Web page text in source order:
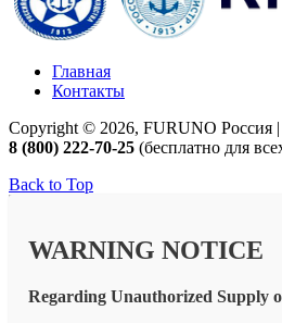
Главная
Контакты
Copyright © 2026, FURUNO Россия
8 (800) 222-70-25 (бесплатно для
Back to Top
WARNING NOTICE
Regarding Unauthorized Supply